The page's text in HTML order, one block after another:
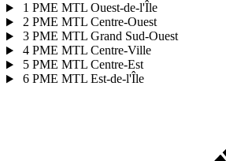
1 PME MTL Ouest-de-l'Île
2 PME MTL Centre-Ouest
3 PME MTL Grand Sud-Ouest
4 PME MTL Centre-Ville
5 PME MTL Centre-Est
6 PME MTL Est-de-l'Île